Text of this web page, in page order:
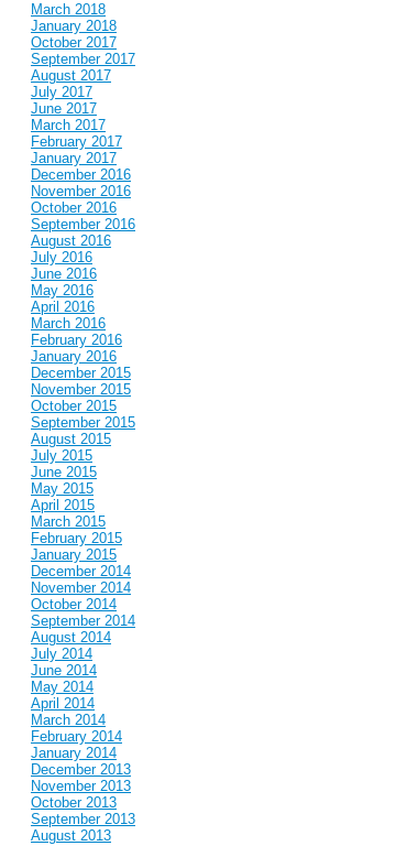
March 2018
January 2018
October 2017
September 2017
August 2017
July 2017
June 2017
March 2017
February 2017
January 2017
December 2016
November 2016
October 2016
September 2016
August 2016
July 2016
June 2016
May 2016
April 2016
March 2016
February 2016
January 2016
December 2015
November 2015
October 2015
September 2015
August 2015
July 2015
June 2015
May 2015
April 2015
March 2015
February 2015
January 2015
December 2014
November 2014
October 2014
September 2014
August 2014
July 2014
June 2014
May 2014
April 2014
March 2014
February 2014
January 2014
December 2013
November 2013
October 2013
September 2013
August 2013